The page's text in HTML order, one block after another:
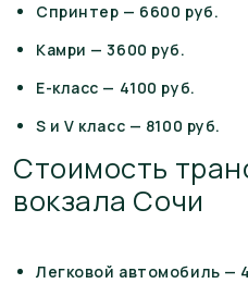
Спринтер — 6600 руб.
Камри — 3600 руб.
Е-класс — 4100 руб.
S и V класс — 8100 руб.
Стоимость
вокзала Сочи
Легковой автомобиль —